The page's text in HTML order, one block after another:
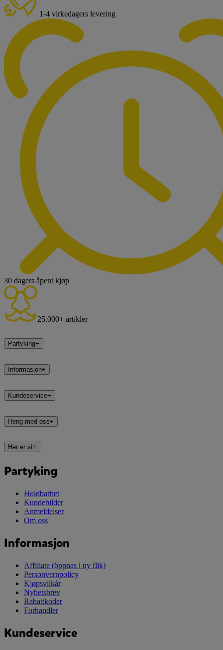
1-4 virkedagers levering
30 dagers åpent kjøp
25.000+ artikler
Partyking+
Informasjon+
Kundeservice+
Heng med oss+
Her er vi+
Partyking
Holdbarhet
Kundebilder
Anmeldelser
Om oss
Informasjon
Affiliate (öppnas i ny flik)
Personvernpolicy
Kjøpsvilkår
Nyhetsbrev
Rabattkoder
Forhandler
Kundeservice